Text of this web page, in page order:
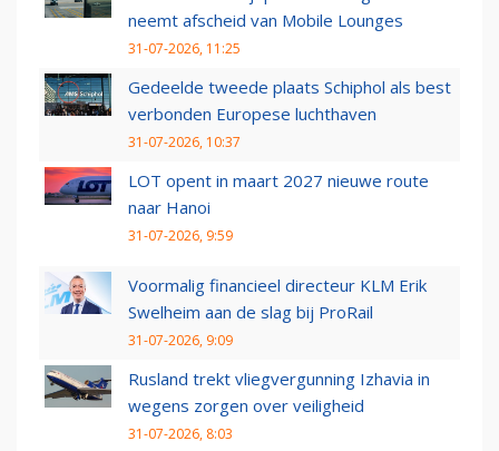
neemt afscheid van Mobile Lounges
31-07-2026, 11:25
Gedeelde tweede plaats Schiphol als best
verbonden Europese luchthaven
31-07-2026, 10:37
LOT opent in maart 2027 nieuwe route
naar Hanoi
31-07-2026, 9:59
Voormalig financieel directeur KLM Erik
Swelheim aan de slag bij ProRail
31-07-2026, 9:09
Rusland trekt vliegvergunning Izhavia in
wegens zorgen over veiligheid
31-07-2026, 8:03